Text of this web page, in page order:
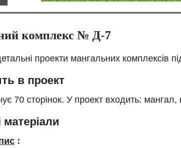
комплекс № Д-7
проекти мангальних комплексів
в проект
70 сторінок. У проект входить:
матеріали
: